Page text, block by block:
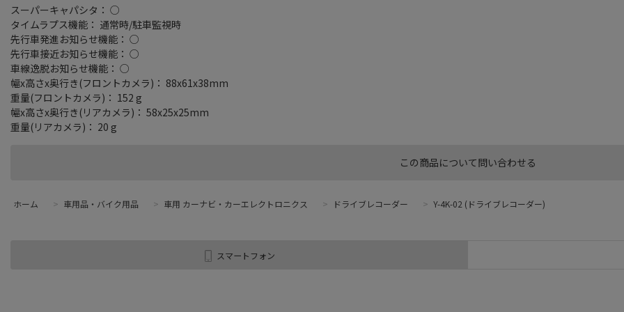
この商品について問い合わせる
スーパーキャパシタ： ○
タイムラプス機能： 通常時/駐車監視時
先行車発進お知らせ機能： ○
先行車接近お知らせ機能： ○
車線逸脱お知らせ機能： ○
幅x高さx奥行き(フロントカメラ)： 88x61x38mm
重量(フロントカメラ)： 152 g
幅x高さx奥行き(リアカメラ)： 58x25x25mm
重量(リアカメラ)： 20 g
ホーム > 車用品・バイク用品 > 車用 カーナビ・カーエレクトロニクス > ドライブレコーダー > Y-4K-02 (ドライブレコーダー)
スマートフォン